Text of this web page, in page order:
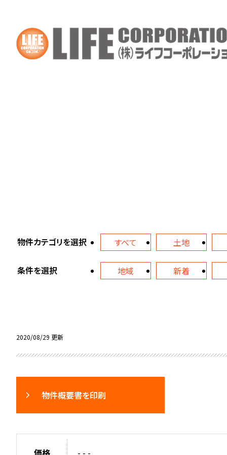
物件カテゴリを選択 すべて 土地
条件を選択 地域 新着
2020/08/29 更新
物件概要書を印刷
価格 - - -